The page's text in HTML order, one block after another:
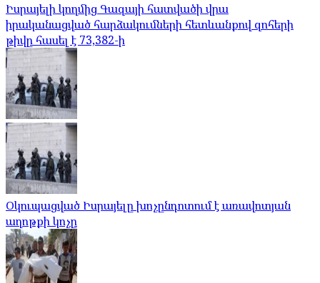
Իսրայելի կողմից Գազայի հատվածի վրա
իրականացված հարձակումների հետևանքով զոհերի
թիվը հասել է 73,382-ի
Օկուպացված Իսրայելը խոչընդոտում է առավոտյան
աղոթքի կոչը